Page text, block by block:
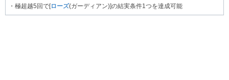
・極超越5回で[ ローズ(ガーディアン)]の結実条件1つを達成可能